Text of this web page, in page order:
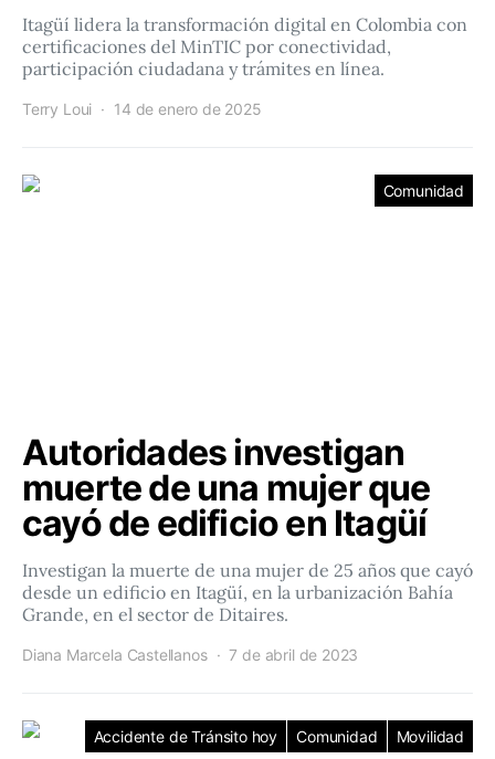
Itagüí lidera la transformación digital en Colombia con
certificaciones del MinTIC por conectividad,
participación ciudadana y trámites en línea.
Terry Loui 14 de enero de 2025
Comunidad
Autoridades investigan
muerte de una mujer que
cayó de edificio en Itagüí
Investigan la muerte de una mujer de 25 años que cayó
desde un edificio en Itagüí, en la urbanización Bahía
Grande, en el sector de Ditaires.
Diana Marcela Castellanos 7 de abril de 2023
Accidente de Tránsito hoy Comunidad Movilidad